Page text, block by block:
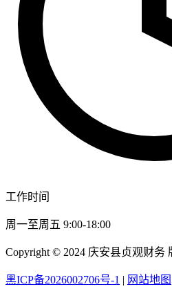
工作时间
周一至周五 9:00-18:00
Copyright © 2024 庆安县贞观财务
黑ICP备2026002706号-1 | 网站地图